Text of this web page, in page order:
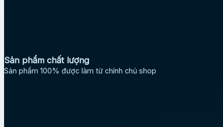
Sản phẩm chất lượng
Sản phẩm 100% được làm từ chính chủ shop